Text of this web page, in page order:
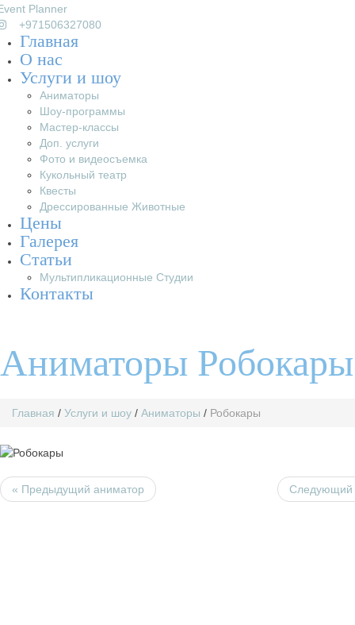
+971506327080
Главная
О нас
Услуги и шоу
Аниматоры
Шоу-программы
Мастер-классы
Доп. услуги
Фото и видеосъемка
Кукольный театр
Квесты
Дрессированные Животные
Цены
Галерея
Статьи
Мультипликационные Студии
Контакты
Аниматоры Робокары
Главная / Услуги и шоу / Аниматоры / Робокары
« Предыдущий аниматор Следующий